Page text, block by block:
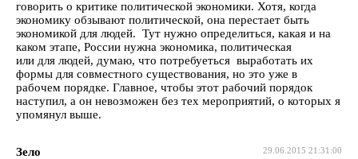
говорить о критике политической экономики. Хотя, когда
экономику обзывают политической, она перестает быть
экономикой для людей. Тут нужно определиться, какая и на
каком этапе, России нужна экономика, политическая
или для людей, думаю, что потребуеться выработать их
формы для совместного существования, но это уже в
рабочем порядке. Главное, чтобы этот рабочий порядок
наступил, а он невозможен без тех мероприятий, о которых я
упомянул выше.
29.06.2015 21:31:00
Зело